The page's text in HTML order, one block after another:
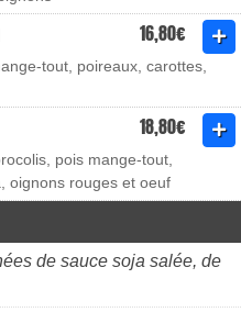
16,80€
tout, poireaux, carottes,
18,80€
pois mange-tout,
oignons rouges et oeuf
de sauce soja salée, de